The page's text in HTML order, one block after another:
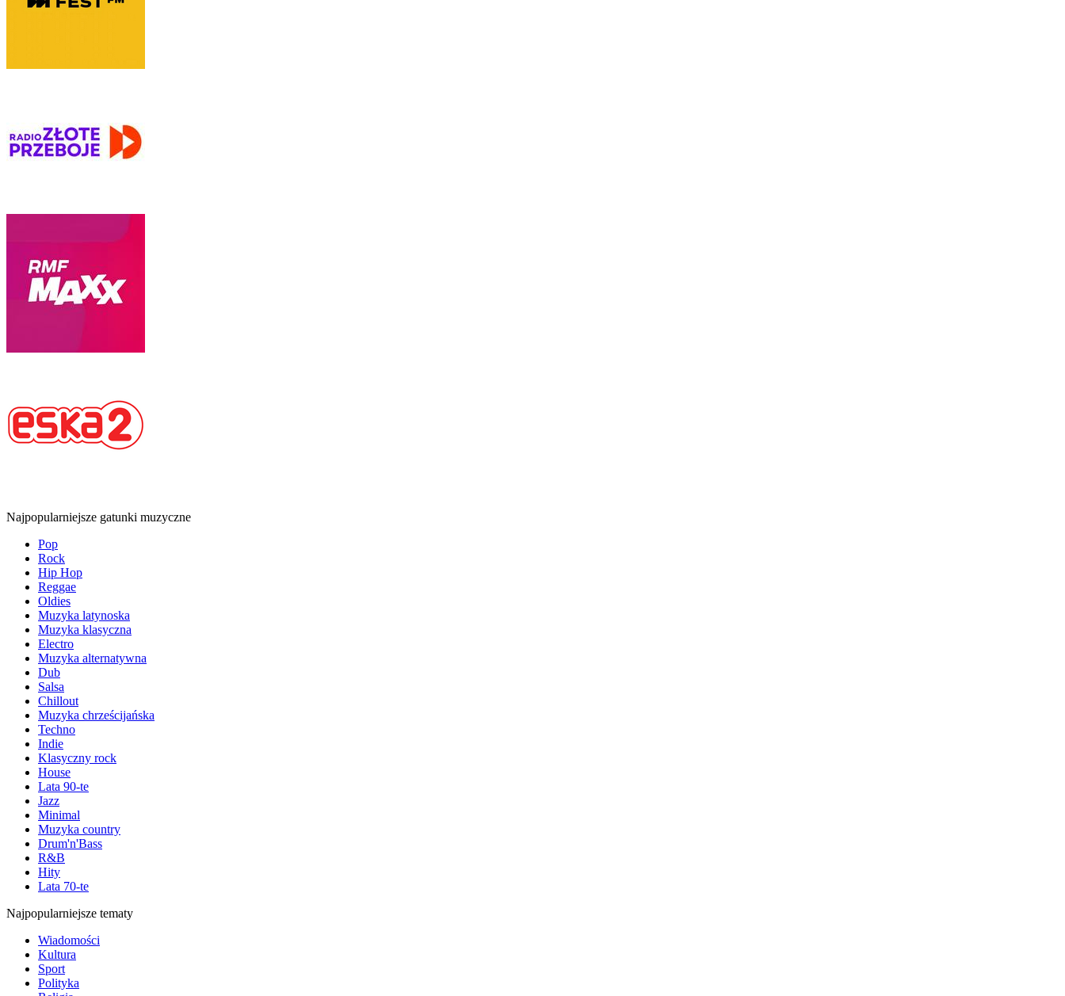
Najpopularniejsze gatunki muzyczne
Pop
Rock
Hip Hop
Reggae
Oldies
Muzyka latynoska
Muzyka klasyczna
Electro
Muzyka alternatywna
Dub
Salsa
Chillout
Muzyka chrześcijańska
Techno
Indie
Klasyczny rock
House
Lata 90-te
Jazz
Minimal
Muzyka country
Drum'n'Bass
R&B
Hity
Lata 70-te
Najpopularniejsze tematy
Wiadomości
Kultura
Sport
Polityka